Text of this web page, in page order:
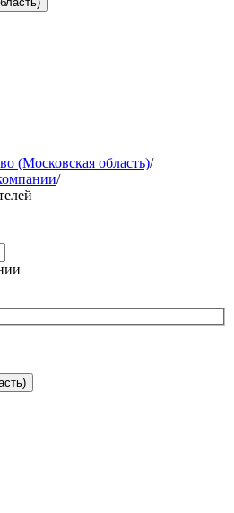
(Московская область)/
/